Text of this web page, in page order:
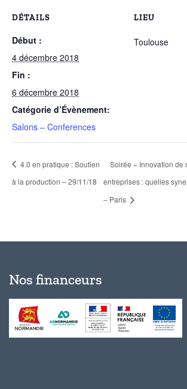
DÉTAILS
Début :
4 décembre 2018
Fin :
6 décembre 2018
Catégorie d’Évènement:
Salons – Conferences
LIEU
Toulouse
4.0 en pratique : Soutien
à la production – 29/11/18
Soirée « Innovation de
entreprises : quelles
– Paris
Nos financeurs